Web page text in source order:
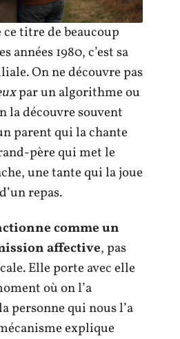
titre de beaucoup
années 1980, c’est sa
On ne découvre pas
par un algorithme ou
la découvre souvent
parent qui la chante
père qui met le
une tante qui la joue
repas.
comme un
affective, pas
Elle porte avec elle
où on l’a
personne qui nous l’a
explique